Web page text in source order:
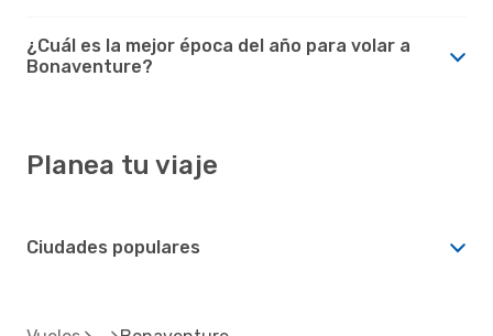
¿Cuál es la mejor época del año para volar a
Bonaventure?
Planea tu viaje
Ciudades populares